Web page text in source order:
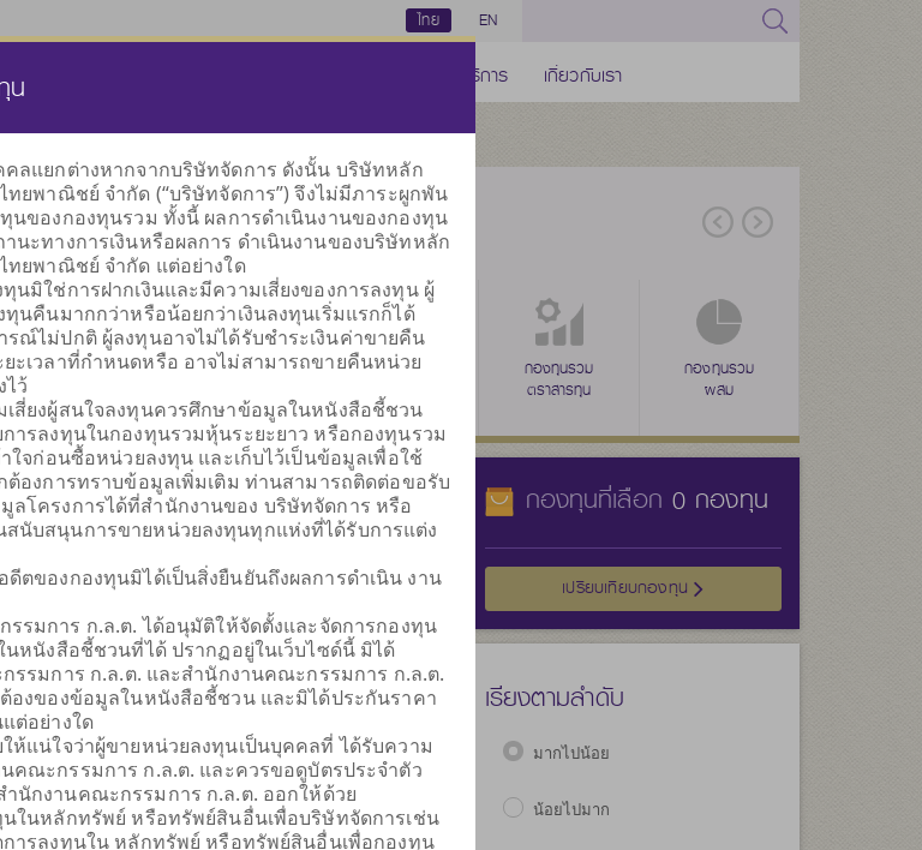
ไทย EN
ช่องทางบริการ เกี่ยวกับเรา
กระจายการลงทุน
หลายสินทรัพย์
รับเงินปันผล
รับเงินคืนระหว่าง
การลงทุน
ลดหย่อนภาษี
ลดหย่อนภาษี
เลือกกองทุน
ตามนโยบายการลงทุน
กองทุนรวมตลาด
กองทุนรวม
กองทุนรวมดัชนี
กองทุนรวม
ตราสารทุน
กองทุนรวม
ผสม
สี่ยง NAV ประจำวัน เลือก
5.2760
ณ วันที่ 5 ส.ค. 2569
กองทุนที่เลือก 0 กองทุน
เปรียบเทียบกองทุน
เรียงตามลำดับ
มากไปน้อย
น้อยไปมาก
น
ลแยกต่างหากจากบริษัทจัดการ ดังนั้น บริษัทหลัก
ยพาณิชย์ จำกัด (“บริษัทจัดการ”) จึงไม่มีภาระผูกพัน
นของกองทุนรวม ทั้งนี้ ผลการดำเนินงานของกองทุน
นะทางการเงินหรือผลการ ดำเนินงานของบริษัทหลัก
ทยพาณิชย์ จำกัด แต่อย่างใด
นมิใช่การฝากเงินและมีความเสี่ยงของการลงทุน ผู้
ทุนคืนมากกว่าหรือน้อยกว่าเงินลงทุนเริ่มแรกก็ได้
ณ์ไม่ปกติ ผู้ลงทุนอาจไม่ได้รับชำระเงินค่าขายคืน
ะเวลาที่กำหนดหรือ อาจไม่สามารถขายคืนหน่วย
ว้
สี่ยงผู้สนใจลงทุนควรศึกษาข้อมูลในหนังสือชี้ชวน
ารลงทุนในกองทุนรวมหุ้นระยะยาว หรือกองทุนรวม
าใจก่อนซื้อหน่วยลงทุน และเก็บไว้เป็นข้อมูลเพื่อใช้
ต้องการทราบข้อมูลเพิ่มเติม ท่านสามารถติดต่อขอรับ
โครงการได้ที่สำนักงานของ บริษัทจัดการ หรือ
นับสนุนการขายหน่วยลงทุนทุกแห่งที่ได้รับการแต่ง
ดีตของกองทุนมิได้เป็นสิ่งยืนยันถึงผลการดำเนิน งาน
รมการ ก.ล.ต. ได้อนุมัติให้จัดตั้งและจัดการกองทุน
นหนังสือชี้ชวนที่ได้ ปรากฏอยู่ในเว็บไซด์นี้ มิได้
รรมการ ก.ล.ต. และสำนักงานคณะกรรมการ ก.ล.ต.
องของข้อมูลในหนังสือชี้ชวน และมิได้ประกันราคา
ต่อย่างใด
ห้แน่ใจว่าผู้ขายหน่วยลงทุนเป็นบุคคลที่ ได้รับความ
คณะกรรมการ ก.ล.ต. และควรขอดูบัตรประจำตัว
นักงานคณะกรรมการ ก.ล.ต. ออกให้ด้วย
ในหลักทรัพย์ หรือทรัพย์สินอื่นเพื่อบริษัทจัดการเช่น
ารลงทุนใน หลักทรัพย์ หรือทรัพย์สินอื่นเพื่อกองทุน